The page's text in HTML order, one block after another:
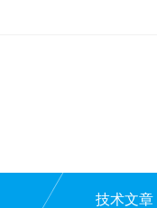
技术文章